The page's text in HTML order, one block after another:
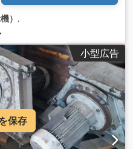
） ,
小型広告
保存